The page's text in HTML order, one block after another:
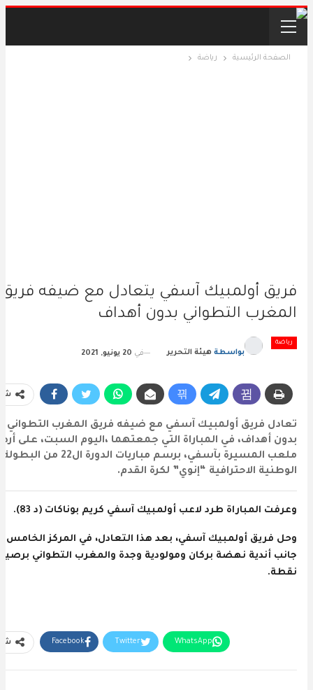
الصفحة الرئيسية رياضة
فريق أولمبيك آسفي يتعادل مع ضيفه فريق
المغرب التطواني بدون أهداف
رياضة
بواسطة هيئة التحرير في 20 يونيو, 2021
تعادل فريق أولمبيك آسفي مع ضيفه فريق المغرب التطواني
بدون أهداف، في المباراة التي جمعتهما ،اليوم السبت، على
ملعب المسيرة بآسفي، برسم مباريات الدورة ال22 من البطولة
الوطنية الاحترافية “إنوي” لكرة القدم.
وعرفت المباراة طرد لاعب أولمبيك آسفي كريم بوناكات (د 83).
وحل فريق أولمبيك آسفي، بعد هذا التعادل، في المركز الخامس
نقطة.
Facebook Twitter WhatsApp